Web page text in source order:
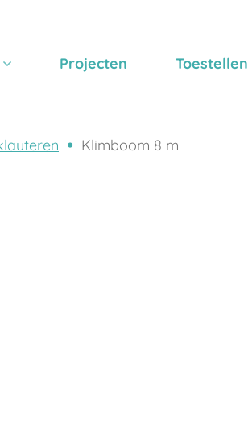
Projecten Toestellen
Klimboom 8 m